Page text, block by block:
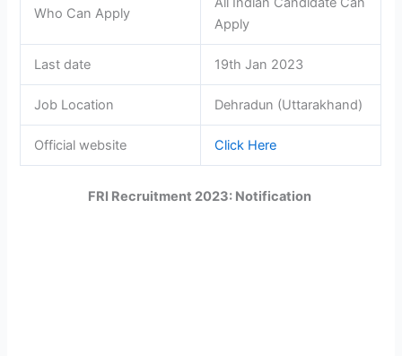
Who Can Apply
Apply
Last date 19th Jan 2023
Job Location Dehradun (Uttarakhand)
Official website Click Here
FRI Recruitment 2023: Notification